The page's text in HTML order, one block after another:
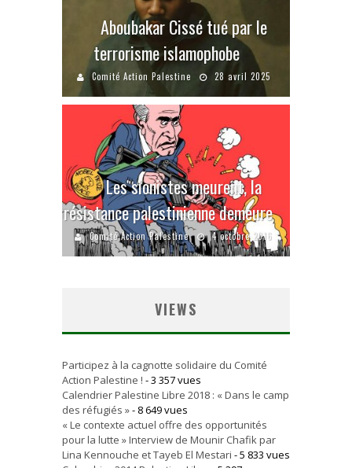
Aboubakar Cissé tué par le
terrorisme islamophobe
Comité Action Palestine 28 avril 2025
Les sionistes meurent, la
résistance palestinienne demeure
Comité Action Palestine 4 octobre 2016
VIEWS
Participez à la cagnotte solidaire du Comité
Action Palestine ! - 3 357 vues
Calendrier Palestine Libre 2018 : « Dans le camp
des réfugiés »- 8 649 vues
« Le contexte actuel offre des opportunités
pour la lutte » Interview de Mounir Chafik par
Lina Kennouche et Tayeb El Mestari - 5 833 vues